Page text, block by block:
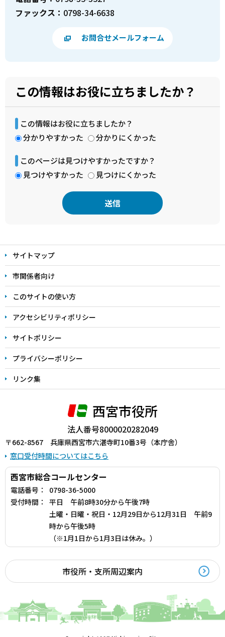
ファックス： 0798-34-6638
お問合せメールフォーム
この情報はお役に立ちましたか？
この情報はお役に立ちましたか？
分かりやすかった
分かりにくかった
このページは見つけやすかったですか？
見つけやすかった
見つけにくかった
文
こ
こ
ま
で
サイトマップ
市関係者向け
このサイトの使い方
アクセシビリティポリシー
サイトポリシー
プライバシーポリシー
リンク集
西宮市役所
法人番号8000020282049
〒662-8567 兵庫県西宮市六湛寺町10番3号（本庁舎）
窓口受付時間についてはこちら
西宮市総合コールセンター
電話番号：
0798-36-5000
受付時間：
平日 午前8時30分から午後7時
土曜・日曜・祝日・12月29日から12月31日 午前9
時から午後5時
（※1月1日から1月3日は休み。）
市役所・支所周辺案内